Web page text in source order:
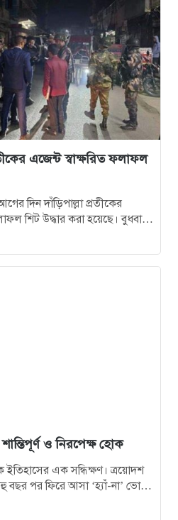
এজেন্ট স্বাক্ষরিত ফলাফল
দিন দাঁড়িপাল্লা প্রতীকের
শিট উদ্ধার করা হয়েছে। বুধবার
ও নিরপেক্ষ হোক
এক সন্ধিক্ষণ। ত্রয়োদশ
বছর পর ফিরে আসা ‘হ্যাঁ-না’ ভোট